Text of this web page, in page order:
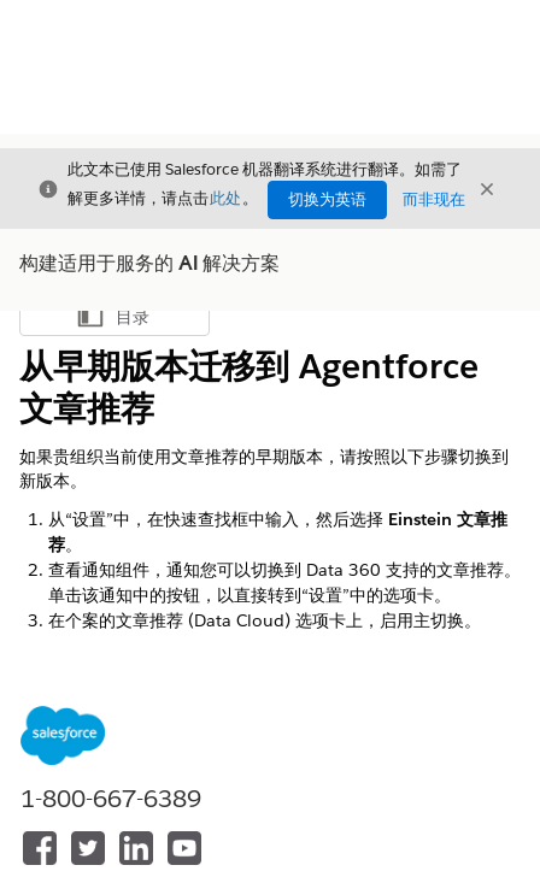
关闭
此文本已使用 Salesforce 机器翻译系统进行翻译。如需了
解更多详情，请点击此处。 切换为英语 而非现在 关闭
构建适用于服务的 AI 解决方案
显示目录
目录
从早期版本迁移到 Agentforce
文章推荐
如果贵组织当前使用文章推荐的早期版本，请按照以下步骤切换到
新版本。
从“设置”中，在快速查找框中输入，然后选择 Einstein 文章推
荐。
查看通知组件，通知您可以切换到 Data 360 支持的文章推荐。
单击该通知中的按钮，以直接转到“设置”中的选项卡。
在个案的文章推荐 (Data Cloud) 选项卡上，启用主切换。
重要启用此切换将自动禁用之前的文章推荐版本。启用此切
问。
1-800-667-6389